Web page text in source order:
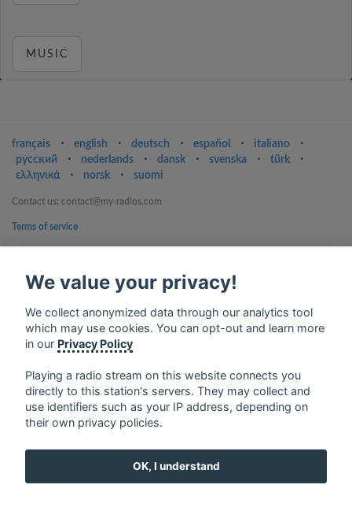
MUSIC
français ⋅ english ⋅ deutsch ⋅ español ⋅ italiano
⋅
русский
⋅ nederlands ⋅ dansk ⋅ svenska ⋅ türk
⋅
ελληνικά
⋅ norsk ⋅ suomi
Contact us: contact@my-radios.com
Terms of service
Google Play and the Google Play logo are trademarks of Google Inc.
We value your privacy!
We collect anonymized data through our analytics tool
which may use cookies. You can opt-out and learn more
in our Privacy Policy
Playing a radio stream on this website connects you
directly to this station's servers. They may collect and
use identifiers such as your IP address, depending on
their own privacy policies.
OK, I understand